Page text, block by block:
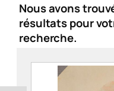
Nous avons
résultats pour
recherche.